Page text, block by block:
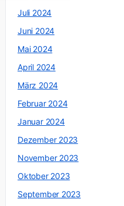
Juli 2024
Juni 2024
Mai 2024
April 2024
März 2024
Februar 2024
Januar 2024
Dezember 2023
November 2023
Oktober 2023
September 2023